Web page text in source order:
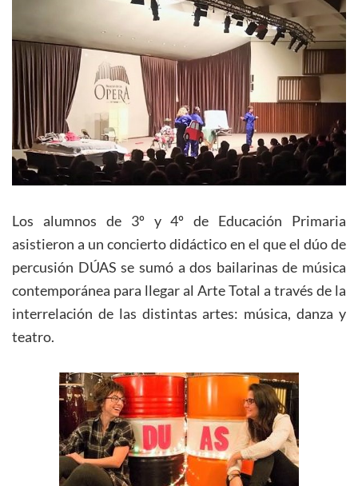
Los alumnos de 3º y 4º de Educación Primaria
asistieron a un concierto didáctico en el que el dúo de
percusión DÚAS se sumó a dos bailarinas de música
contemporánea para llegar al Arte Total a través de la
interrelación de las distintas artes: música, danza y
teatro.